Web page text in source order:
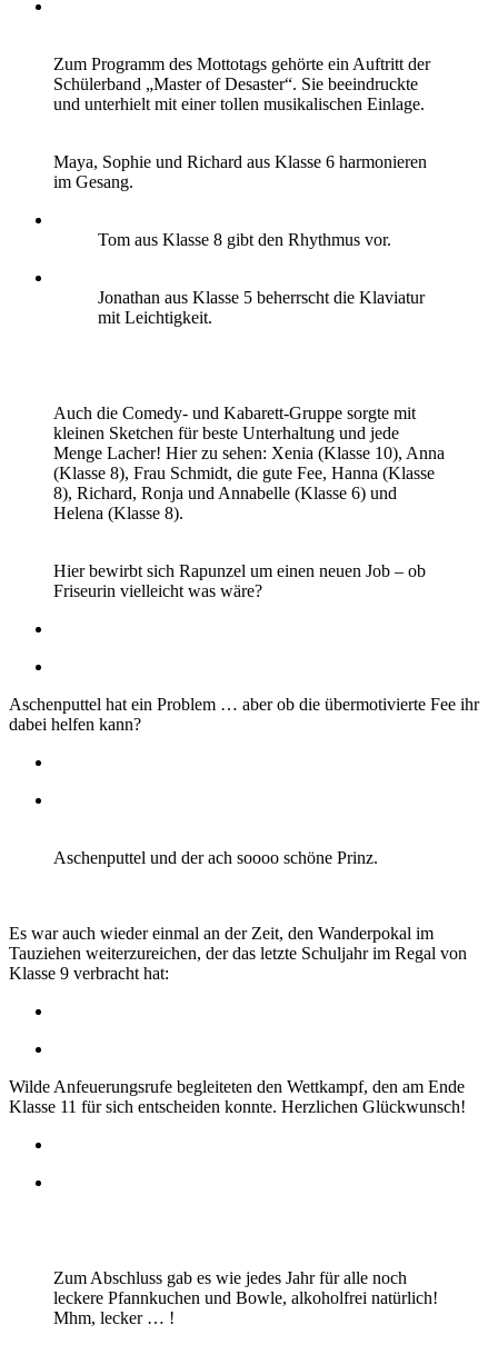
Zum Programm des Mottotags gehörte ein Auftritt der
Schülerband „Master of Desaster“. Sie beeindruckte
und unterhielt mit einer tollen musikalischen Einlage.
Maya, Sophie und Richard aus Klasse 6 harmonieren
im Gesang.
Tom aus Klasse 8 gibt den Rhythmus vor.
Jonathan aus Klasse 5 beherrscht die Klaviatur
mit Leichtigkeit.
Auch die Comedy- und Kabarett-Gruppe sorgte mit
kleinen Sketchen für beste Unterhaltung und jede
Menge Lacher! Hier zu sehen: Xenia (Klasse 10), Anna
(Klasse 8), Frau Schmidt, die gute Fee, Hanna (Klasse
8), Richard, Ronja und Annabelle (Klasse 6) und
Helena (Klasse 8).
Hier bewirbt sich Rapunzel um einen neuen Job – ob
Friseurin vielleicht was wäre?
Aschenputtel hat ein Problem … aber ob die übermotivierte Fee ihr
dabei helfen kann?
Aschenputtel und der ach soooo schöne Prinz.
Es war auch wieder einmal an der Zeit, den Wanderpokal im
Tauziehen weiterzureichen, der das letzte Schuljahr im Regal von
Klasse 9 verbracht hat:
Wilde Anfeuerungsrufe begleiteten den Wettkampf, den am Ende
Klasse 11 für sich entscheiden konnte. Herzlichen Glückwunsch!
Zum Abschluss gab es wie jedes Jahr für alle noch
leckere Pfannkuchen und Bowle, alkoholfrei natürlich!
Mhm, lecker … !